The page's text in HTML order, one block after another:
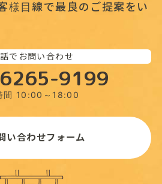
様目線で最良のご提案をい
でお問い合わせ
9199
間 10:00～18:00
い合わせフォーム